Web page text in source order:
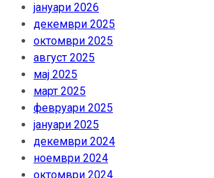
јануари 2026
декември 2025
октомври 2025
август 2025
мај 2025
март 2025
февруари 2025
јануари 2025
декември 2024
ноември 2024
октомври 2024